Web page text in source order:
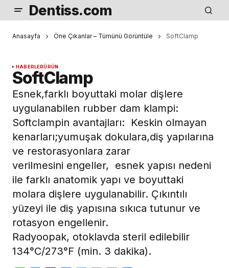
Dentiss.com
Anasayfa Öne Çıkanlar – Tümünü Görüntüle SoftClamp
HABERLERÜRÜN
SoftClamp
Esnek,farklı boyuttaki molar dişlere
uygulanabilen rubber dam klampi:
Softclampin avantajları: Keskin olmayan
kenarları;yumuşak dokulara,diş yapılarına
ve restorasyonlara zarar
verilmesini engeller, esnek yapısı nedeni
ile farklı anatomik yapı ve boyuttaki
molara dişlere uygulanabilir. Çıkıntılı
yüzeyi ile diş yapısına sıkıca tutunur ve
rotasyon engellenir.
Radyoopak, otoklavda steril edilebilir
134°C/273°F (min. 3 dakika).